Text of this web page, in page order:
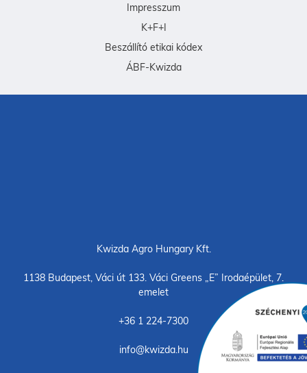
Impresszum
K+F+I
Beszállító etikai kódex
ÁBF-Kwizda
Kwizda Agro Hungary Kft.
1138 Budapest, Váci út 133. Váci Greens „E” Irodaépület, 7.
emelet
+36 1 224-7300
info@kwizda.hu